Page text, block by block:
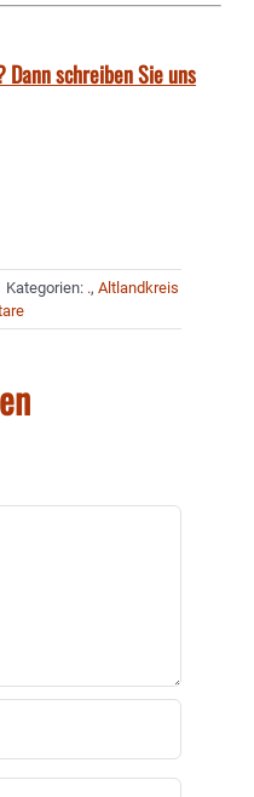
schreiben Sie uns
Kategorien: ., Altlandkreis